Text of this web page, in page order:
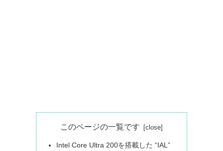
このページの一覧です
Intel Core Ultra 200を搭載した “IAL”